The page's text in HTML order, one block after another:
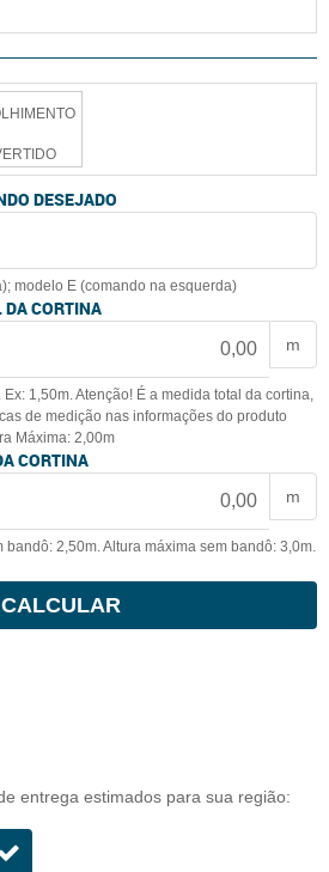
DESEJADO
modelo E (comando na esquerda)
DA CORTINA
m
1,50m. Atenção! É a medida total da cortina,
de medição nas informações do produto
Máxima: 2,00m
CORTINA
m
bandô: 2,50m. Altura máxima sem bandô: 3,0m.
CALCULAR
entrega estimados para sua região: